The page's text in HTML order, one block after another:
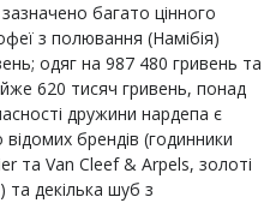
багато цінного
з полювання (Намібія)
одяг на 987 480 гривень та
620 тисяч гривень, понад
дружини нардепа є
відомих брендів (годинники
та Van Cleef & Arpels, золоті
та декілька шуб з